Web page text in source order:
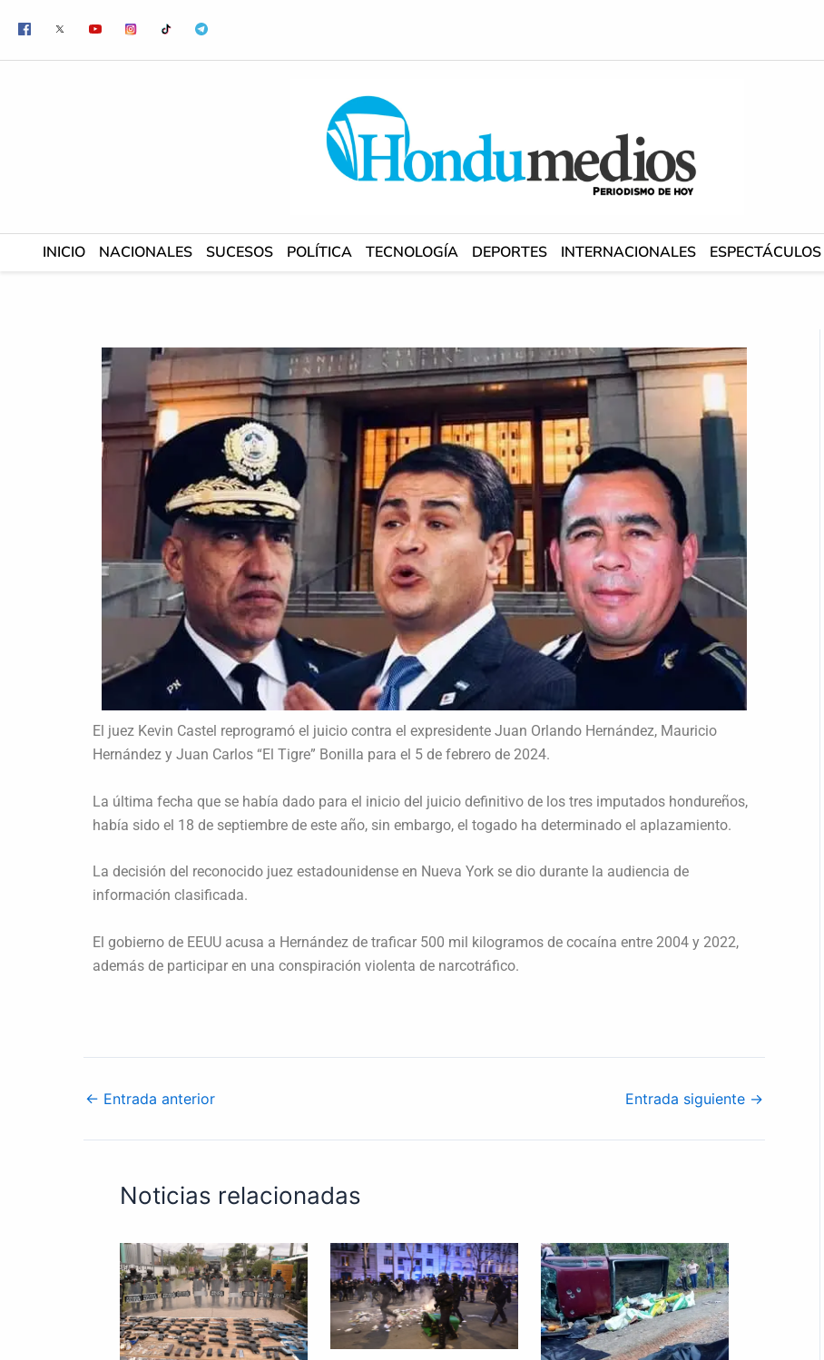
contenido
INICIO NACIONALES SUCESOS POLÍTICA TECNOLOGÍA DEPORTES INTERNACIONALES ESPECTÁCULOS
El juez Kevin Castel reprogramó el juicio contra el expresidente Juan Orlando Hernández, Mauricio
Hernández y Juan Carlos “El Tigre” Bonilla para el 5 de febrero de 2024.
La última fecha que se había dado para el inicio del juicio definitivo de los tres imputados hondureños,
había sido el 18 de septiembre de este año, sin embargo, el togado ha determinado el aplazamiento.
La decisión del reconocido juez estadounidense en Nueva York se dio durante la audiencia de
información clasificada.
El gobierno de EEUU acusa a Hernández de traficar 500 mil kilogramos de cocaína entre 2004 y 2022,
además de participar en una conspiración violenta de narcotráfico.
← Entrada anterior Entrada siguiente →
Noticias relacionadas